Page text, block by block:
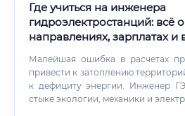
среднем
специальности.
Где учиться на инженера
гидроэлектростанций: всё
направлениях, зарплатах и
Малейшая ошибка в расчетах
привести к затоплению
к дефициту энергии. Инженер
стыке экологии, механики и